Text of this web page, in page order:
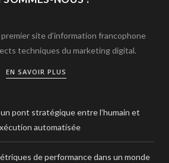
site d’information francophone
techniques du marketing digital.
EN SAVOIR PLUS
un pont stratégique entre l’humain et
automatisée
de performance dans un monde